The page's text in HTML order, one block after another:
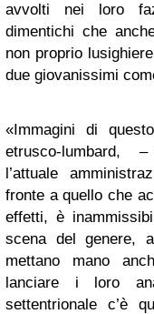
avvolti nei loro
dimentichi che
non proprio
due giovanissimi
«Immagini di
etrusco-lumbard,
l’attuale
fronte a quello che
effetti, è
scena del genere,
mettano mano
lanciare i loro
settentrionale c’è